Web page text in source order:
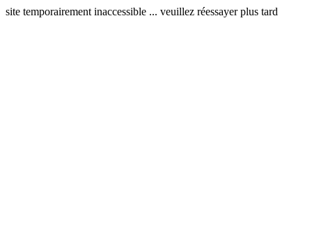
site temporairement inaccessible ... veuillez réessayer plus tard